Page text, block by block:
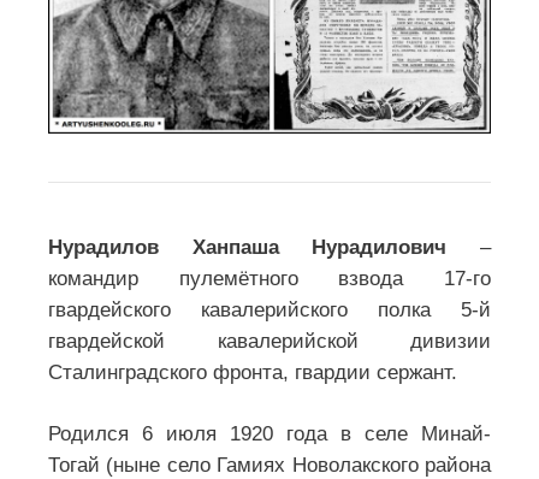
Нурадилов Ханпаша Нурадилович –
командир пулемётного взвода 17-го
гвардейского кавалерийского полка 5-й
гвардейской кавалерийской дивизии
Сталинградского фронта, гвардии сержант.
Родился 6 июля 1920 года в селе Минай-
Тогай (ныне село Гамиях Новолакского района